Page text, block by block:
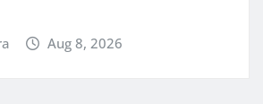
Aug 8, 2026